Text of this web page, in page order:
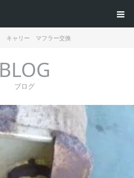
キャリー マフラー交換
BLOG
ブログ